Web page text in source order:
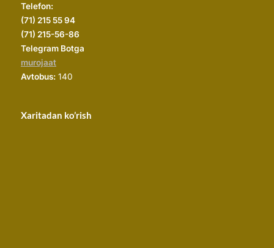
Telefon:
(71) 215 55 94
(71) 215-56-86
Telegram Botga
murojaat
Avtobus: 140
Xaritadan ko’rish